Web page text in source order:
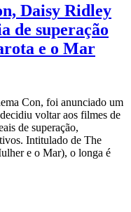
Daisy Ridley
de superação
e o Mar
Con, foi anunciado um
voltar aos filmes de
de superação,
Intitulado de The
e o Mar), o longa é